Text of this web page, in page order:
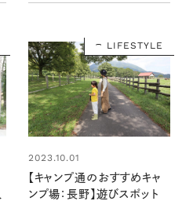
LIFESTYLE
2023.10.01
【キャンプ通のおすすめキャ
ンプ場：長野】遊びスポット